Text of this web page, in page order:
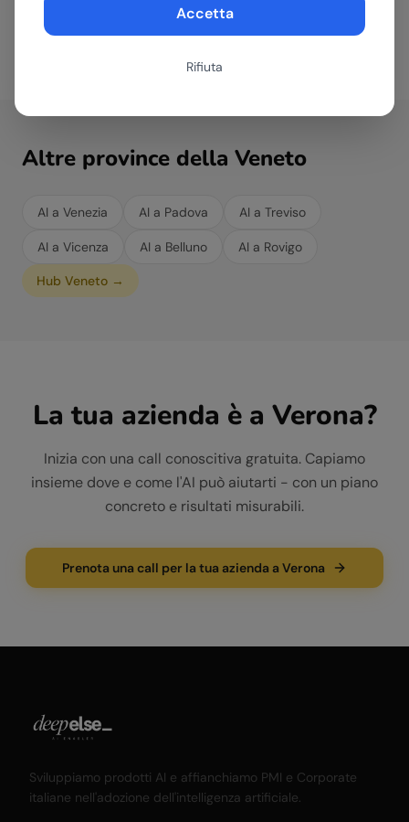
Accetta
Rifiuta
indipendentemente dal settore in cui opera.
Altre province della Veneto
AI a Venezia AI a Padova AI a Treviso
AI a Vicenza AI a Belluno AI a Rovigo
Hub Veneto →
La tua azienda è a Verona?
Inizia con una call conoscitiva gratuita. Capiamo
insieme dove e come l'AI può aiutarti - con un piano
concreto e risultati misurabili.
Prenota una call per la tua azienda a Verona
Sviluppiamo prodotti AI e affianchiamo PMI e Corporate
italiane nell'adozione dell'intelligenza artificiale.